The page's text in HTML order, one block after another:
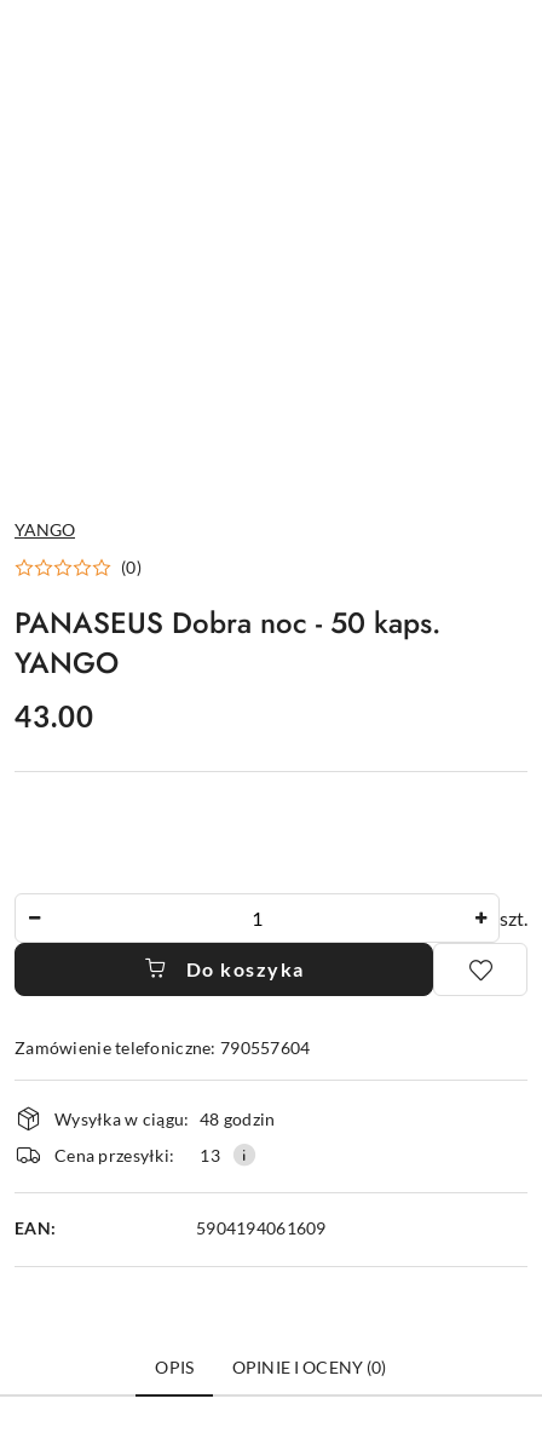
NAZWA
PRODUCENTA:
YANGO
(0)
PANASEUS Dobra noc - 50 kaps.
YANGO
cena:
43.00
szt.
Do koszyka
Zamówienie telefoniczne: 790557604
Dostępność
i
dostawa
Wysyłka w ciągu: 48 godzin
Cena przesyłki:
13
EAN: 5904194061609
OPIS OPINIE I OCENY (0)